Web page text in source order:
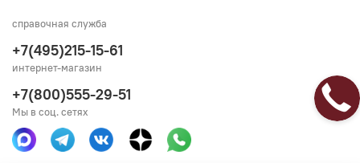
справочная служба
+7(495)215-15-61
интернет-магазин
+7(800)555-29-51
Мы в соц. сетях